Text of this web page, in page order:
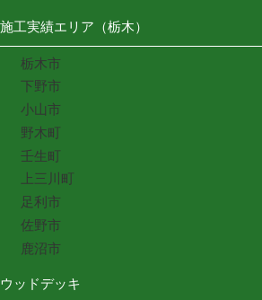
施工実績エリア（栃木）
栃木市
下野市
小山市
野木町
壬生町
上三川町
足利市
佐野市
鹿沼市
ウッドデッキ